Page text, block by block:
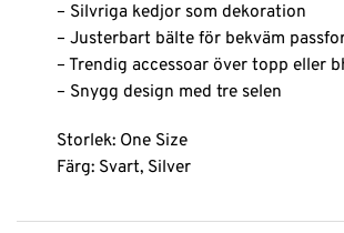
– Silvriga kedjor som dekoration
– Justerbart bälte för bekväm
– Trendig accessoar över topp eller
– Snygg design med tre selen
Storlek: One Size
Färg: Svart, Silver